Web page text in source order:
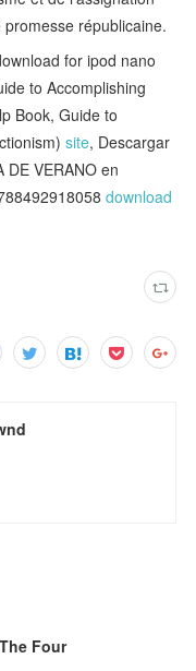
républicaine.
for ipod nano
to Accomplishing
Book, Guide to
site, Descargar
DE VERANO en
download
Four